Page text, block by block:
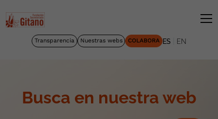
Transparencia Nuestras webs COLABORA ES EN
Busca en nuestra web